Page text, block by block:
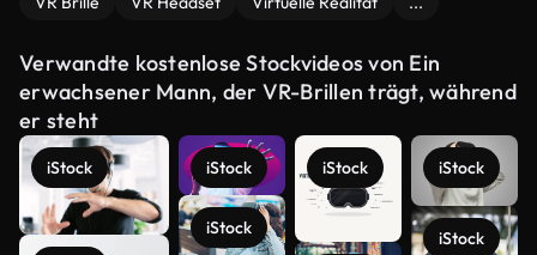
Verwandte kostenlose Stockvideos von Ein
erwachsener Mann, der VR-Brillen trägt, während
er steht
iStock iStock
iStock
iStock iStock
iStock